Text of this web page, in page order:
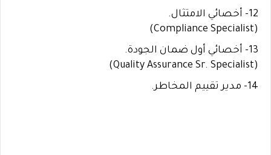
12- أخصائي الامتثال.
(Compliance Specialist)
13- أخصائي أول ضمان الجودة.
(Quality Assurance Sr. Specialist)
14- مدير تقييم المخاطر.